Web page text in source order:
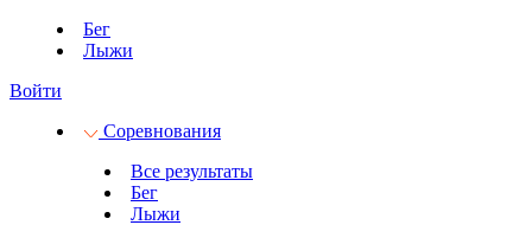
Бег
Лыжи
Войти
Соревнования
Все результаты
Бег
Лыжи